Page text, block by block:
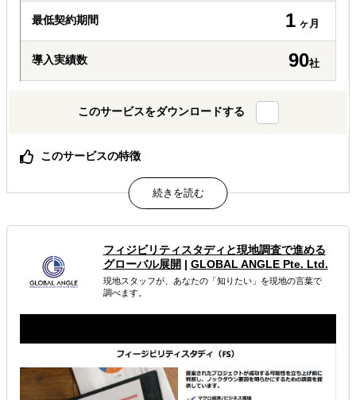
最低契約期間 1 ヶ月
導入実績数 90社
このサービスをダウンロードする
このサービスの特徴
1ヶ月・全3回で“動ける進出計画”を完成（国選び〜ロード
マップまで整理）
商社×マーケ視点で設計（商流・価格・規制の実務判断＋
価値訴求まで一体化）
務まで同チームが継続支援）
属するジャンル
海外進出コンサルティング
解決できる課題
フィジビリティスタディと現地調査で進める
グローバル展開 | GLOBAL ANGLE Pte. Ltd.
現地スタッフが、あなたの「知りたい」を現地の言葉で
調べます。